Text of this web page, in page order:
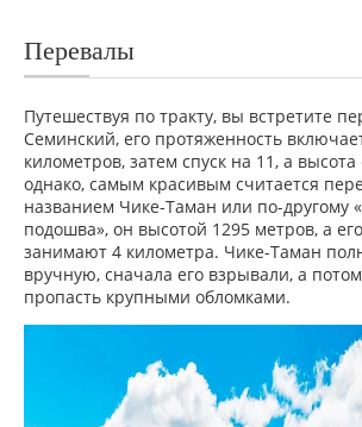
Перевалы
Путешествуя по тракту, вы встретите
Семинский, его протяженность
километров, затем спуск на 11, а
однако, самым красивым считается
названием Чике-Таман или по-другому
подошва», он высотой 1295 метров, а
занимают 4 километра. Чике-Таман
вручную, сначала его взрывали, а
пропасть крупными обломками.